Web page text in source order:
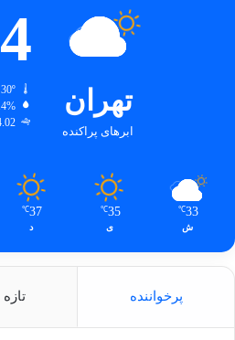
تهران
ابرهای پراکنده
4.02
33
℃
ش
35
℃
ی
37
℃
د
پرخواننده تازه